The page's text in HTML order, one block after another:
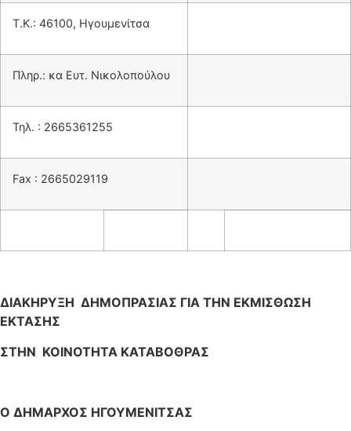
Τ.Κ.: 46100, Ηγουμενίτσα
Πληρ.: κα Ευτ. Νικολοπούλου
Τηλ. : 2665361255
Fax : 2665029119
ΔΙΑΚΗΡΥΞΗ ΔΗΜΟΠΡΑΣΙΑΣ ΓΙΑ ΤΗΝ ΕΚΜΙΣΘΩΣΗ
ΕΚΤΑΣΗΣ
ΣΤΗΝ ΚΟΙΝΟΤΗΤΑ ΚΑΤΑΒΟΘΡΑΣ
Ο ΔΗΜΑΡΧΟΣ ΗΓΟΥΜΕΝΙΤΣΑΣ